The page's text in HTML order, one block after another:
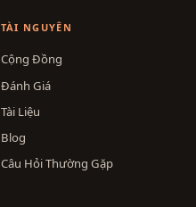
TÀI NGUYÊN
Cộng Đồng
Đánh Giá
Tài Liệu
Blog
Câu Hỏi Thường Gặp